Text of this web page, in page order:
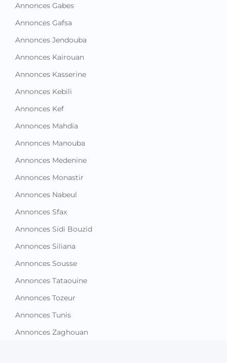
Annonces Gabes
Annonces Gafsa
Annonces Jendouba
Annonces Kairouan
Annonces Kasserine
Annonces Kebili
Annonces Kef
Annonces Mahdia
Annonces Manouba
Annonces Medenine
Annonces Monastir
Annonces Nabeul
Annonces Sfax
Annonces Sidi Bouzid
Annonces Siliana
Annonces Sousse
Annonces Tataouine
Annonces Tozeur
Annonces Tunis
Annonces Zaghouan